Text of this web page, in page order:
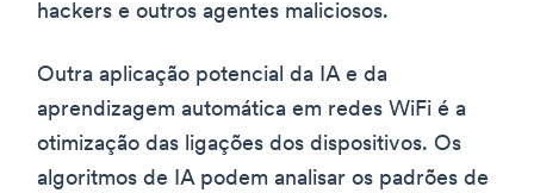
hackers e outros agentes maliciosos.
Outra aplicação potencial da IA e da
aprendizagem automática em redes WiFi é a
otimização das ligações dos dispositivos. Os
algoritmos de IA podem analisar os padrões de